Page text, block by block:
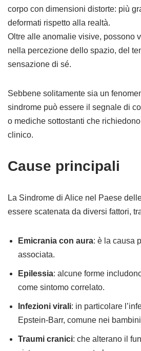
corpo con dimensioni distorte: più
deformati rispetto alla realtà.
Oltre alle anomalie visive, possono
nella percezione dello spazio, del
sensazione di sé.
Sebbene solitamente sia un
sindrome può essere il segnale di
o mediche sottostanti che
clinico.
Cause principali
La Sindrome di Alice nel Paese
essere scatenata da diversi fattori,
Emicrania con aura: è la causa
associata.
Epilessia: alcune forme
come sintomo correlato.
Infezioni virali: in particolare
Epstein-Barr, comune nei
Traumi cranici: che alterano il